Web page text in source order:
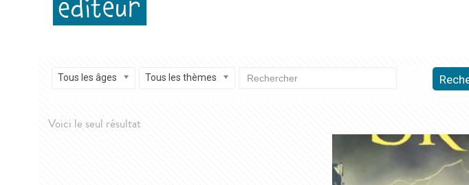
Tous les âges Tous les thèmes
Voici le seul résultat